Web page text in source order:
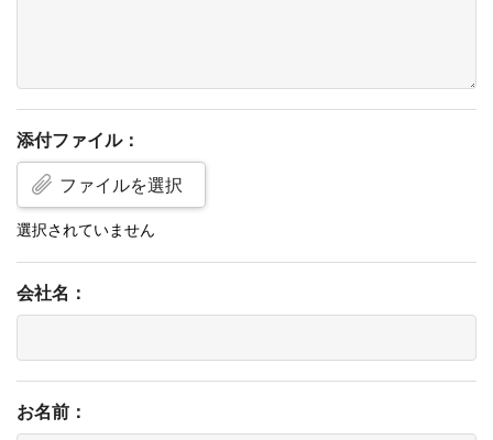
添付ファイル：
ファイルを選択
会社名：
お名前：